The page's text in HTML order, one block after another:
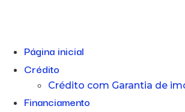
Página inicial
Crédito
Crédito com Garantia de
Financiamento